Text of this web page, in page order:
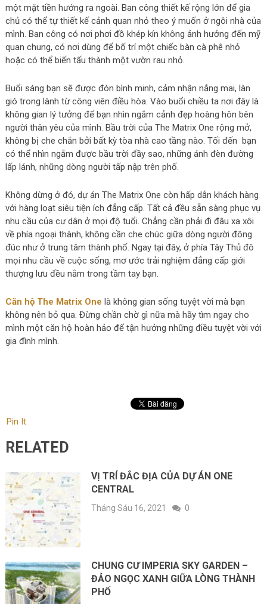
một mặt tiền hướng ra ngoài. Ban công thiết kế rộng lớn để gia
chủ có thể tự thiết kế cảnh quan nhỏ theo ý muốn ở ngôi nhà của
mình. Ban công có nơi phơi đồ khép kín không ảnh hưởng đến mỹ
quan chung, có nơi dùng để bố trí một chiếc bàn cà phê nhỏ
hoặc có thể biến tấu thành một vườn rau nhỏ.
Buổi sáng bạn sẽ được đón bình minh, cảm nhận nắng mai, làn
gió trong lành từ công viên điều hòa. Vào buổi chiều ta nơi đây là
không gian lý tưởng để bạn nhìn ngắm cảnh đẹp hoàng hôn bên
người thân yêu của mình. Bầu trời của The Matrix One rộng mở,
không bị che chắn bởi bất kỳ tòa nhà cao tầng nào. Tối đến bạn
có thể nhìn ngắm được bầu trời đầy sao, những ánh đèn đường
lấp lánh, những dòng người tấp nập trên phố.
Không dừng ở đó, dự án The Matrix One còn hấp dẫn khách hàng
với hàng loạt siêu tiện ích đẳng cấp. Tất cả đều sẵn sàng phục vụ
nhu cầu của cư dân ở mọi độ tuổi. Chẳng cần phải đi đâu xa xôi
về phía ngoại thành, không cần che chúc giữa dòng người đông
đúc như ở trung tâm thành phố. Ngay tại đây, ở phía Tây Thủ đô
mọi nhu cầu về cuộc sống, mơ ước trải nghiệm đẳng cấp giới
thượng lưu đều nằm trong tầm tay bạn.
Căn hộ The Matrix One là không gian sống tuyệt vời mà bạn
không nên bỏ qua. Đừng chần chờ gì nữa mà hãy tìm ngay cho
mình một căn hộ hoàn hảo để tận hưởng những điều tuyệt vời với
gia đình mình.
Pin It
RELATED
VỊ TRÍ ĐẮC ĐỊA CỦA DỰ ÁN ONE
CENTRAL
Tháng Sáu 16, 2021 0
CHUNG CƯ IMPERIA SKY GARDEN –
ĐẢO NGỌC XANH GIỮA LÒNG THÀNH
PHỐ